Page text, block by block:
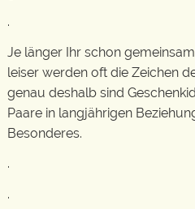
.
Je länger Ihr schon
leiser werden oft die Zeichen
genau deshalb sind
Paare in langjährigen
Besonderes.
.
.